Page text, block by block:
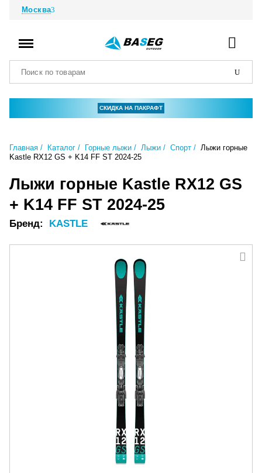
Москва
СКИДКА НА ПАКРАФТ
Главная Каталог Горные лыжи Лыжи Спорт
Лыжи горные
Kastle RX12 GS + K14 FF ST 2024-25
Лыжи горные Kastle RX12 GS
+ K14 FF ST 2024-25
Бренд: KASTLE